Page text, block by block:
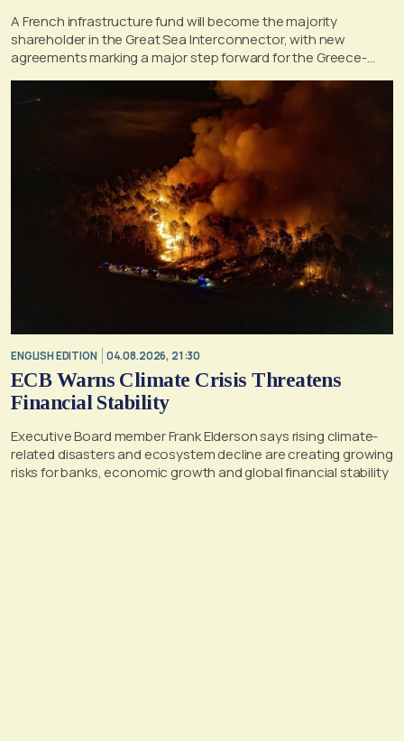
A French infrastructure fund will become the majority
shareholder in the Great Sea Interconnector, with new
agreements marking a major step forward for the Greece-
ENGLISH EDITION 04.08.2026, 21:30
ECB Warns Climate Crisis Threatens
Financial Stability
Executive Board member Frank Elderson says rising climate-
related disasters and ecosystem decline are creating growing
risks for banks, economic growth and global financial stability